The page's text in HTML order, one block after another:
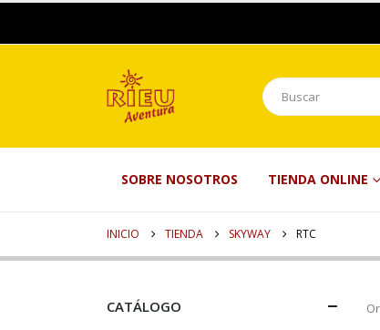
SOBRE NOSOTROS TIENDA ONLINE
INICIO TIENDA SKYWAY RTC
CATÁLOGO